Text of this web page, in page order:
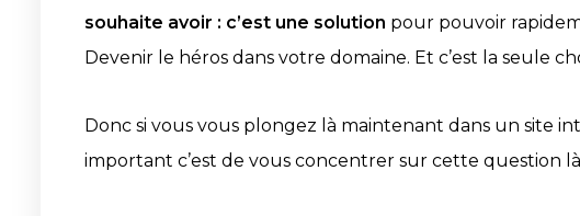
souhaite avoir : c’est une solution pour pouvoir
Devenir le héros dans votre domaine. Et c’est la seule
Donc si vous vous plongez là maintenant dans un site
important c’est de vous concentrer sur cette question